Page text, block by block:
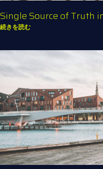
Single Source of Truth
続きを読む